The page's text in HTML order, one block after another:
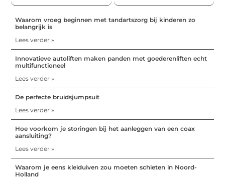
Waarom vroeg beginnen met tandartszorg bij kinderen zo
belangrijk is
Lees verder »
Innovatieve autoliften maken panden met goederenliften echt
multifunctioneel
Lees verder »
De perfecte bruidsjumpsuit
Lees verder »
Hoe voorkom je storingen bij het aanleggen van een coax
aansluiting?
Lees verder »
Waarom je eens kleiduiven zou moeten schieten in Noord-
Holland